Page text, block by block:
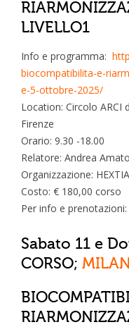
LIVELLO1
Info e programma:
biocompatibilita-e-
e-5-ottobre-2025/
Location: Circolo ARCI
Firenze
Orario: 9.30 -18.00
Relatore: Andrea Amato
Organizzazione:
Costo: € 180,00 corso
Per info e
Sabato 11 e
CORSO;